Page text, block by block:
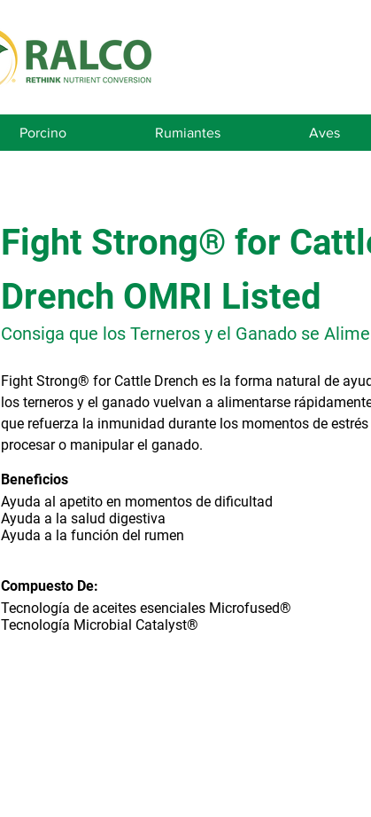
Porcino Rumiantes Aves
Fight Strong® for
Drench OMRI Listed
Consiga que los Terneros y el Ganado se
Fight Strong® for Cattle Drench es la forma natural de
los terneros y el ganado vuelvan a alimentarse
que refuerza la inmunidad durante los momentos de estrés
procesar o manipular el ganado.
Beneficios
Ayuda al apetito en momentos de dificultad
Ayuda a la salud digestiva
Ayuda a la función del rumen
Compuesto De:
Tecnología de aceites esenciales Microfused®
Tecnología Microbial Catalyst®